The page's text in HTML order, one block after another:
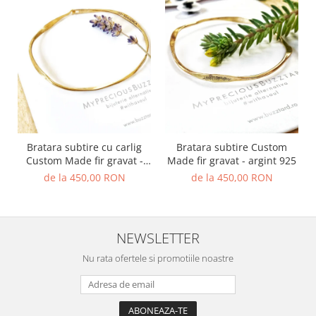
Bratara subtire cu carlig
Custom Made fir gravat -
argint 925
de la 450,00 RON
Bratara subtire Custom
Made fir gravat - argint 925
de la 450,00 RON
NEWSLETTER
Nu rata ofertele si promotiile noastre